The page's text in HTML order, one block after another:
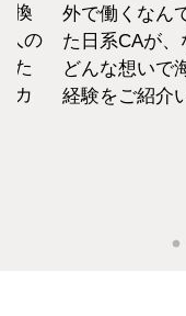
換
人の
た
カ
外で働くなん
た日系CAが、
どんな想いで
経験をご紹介